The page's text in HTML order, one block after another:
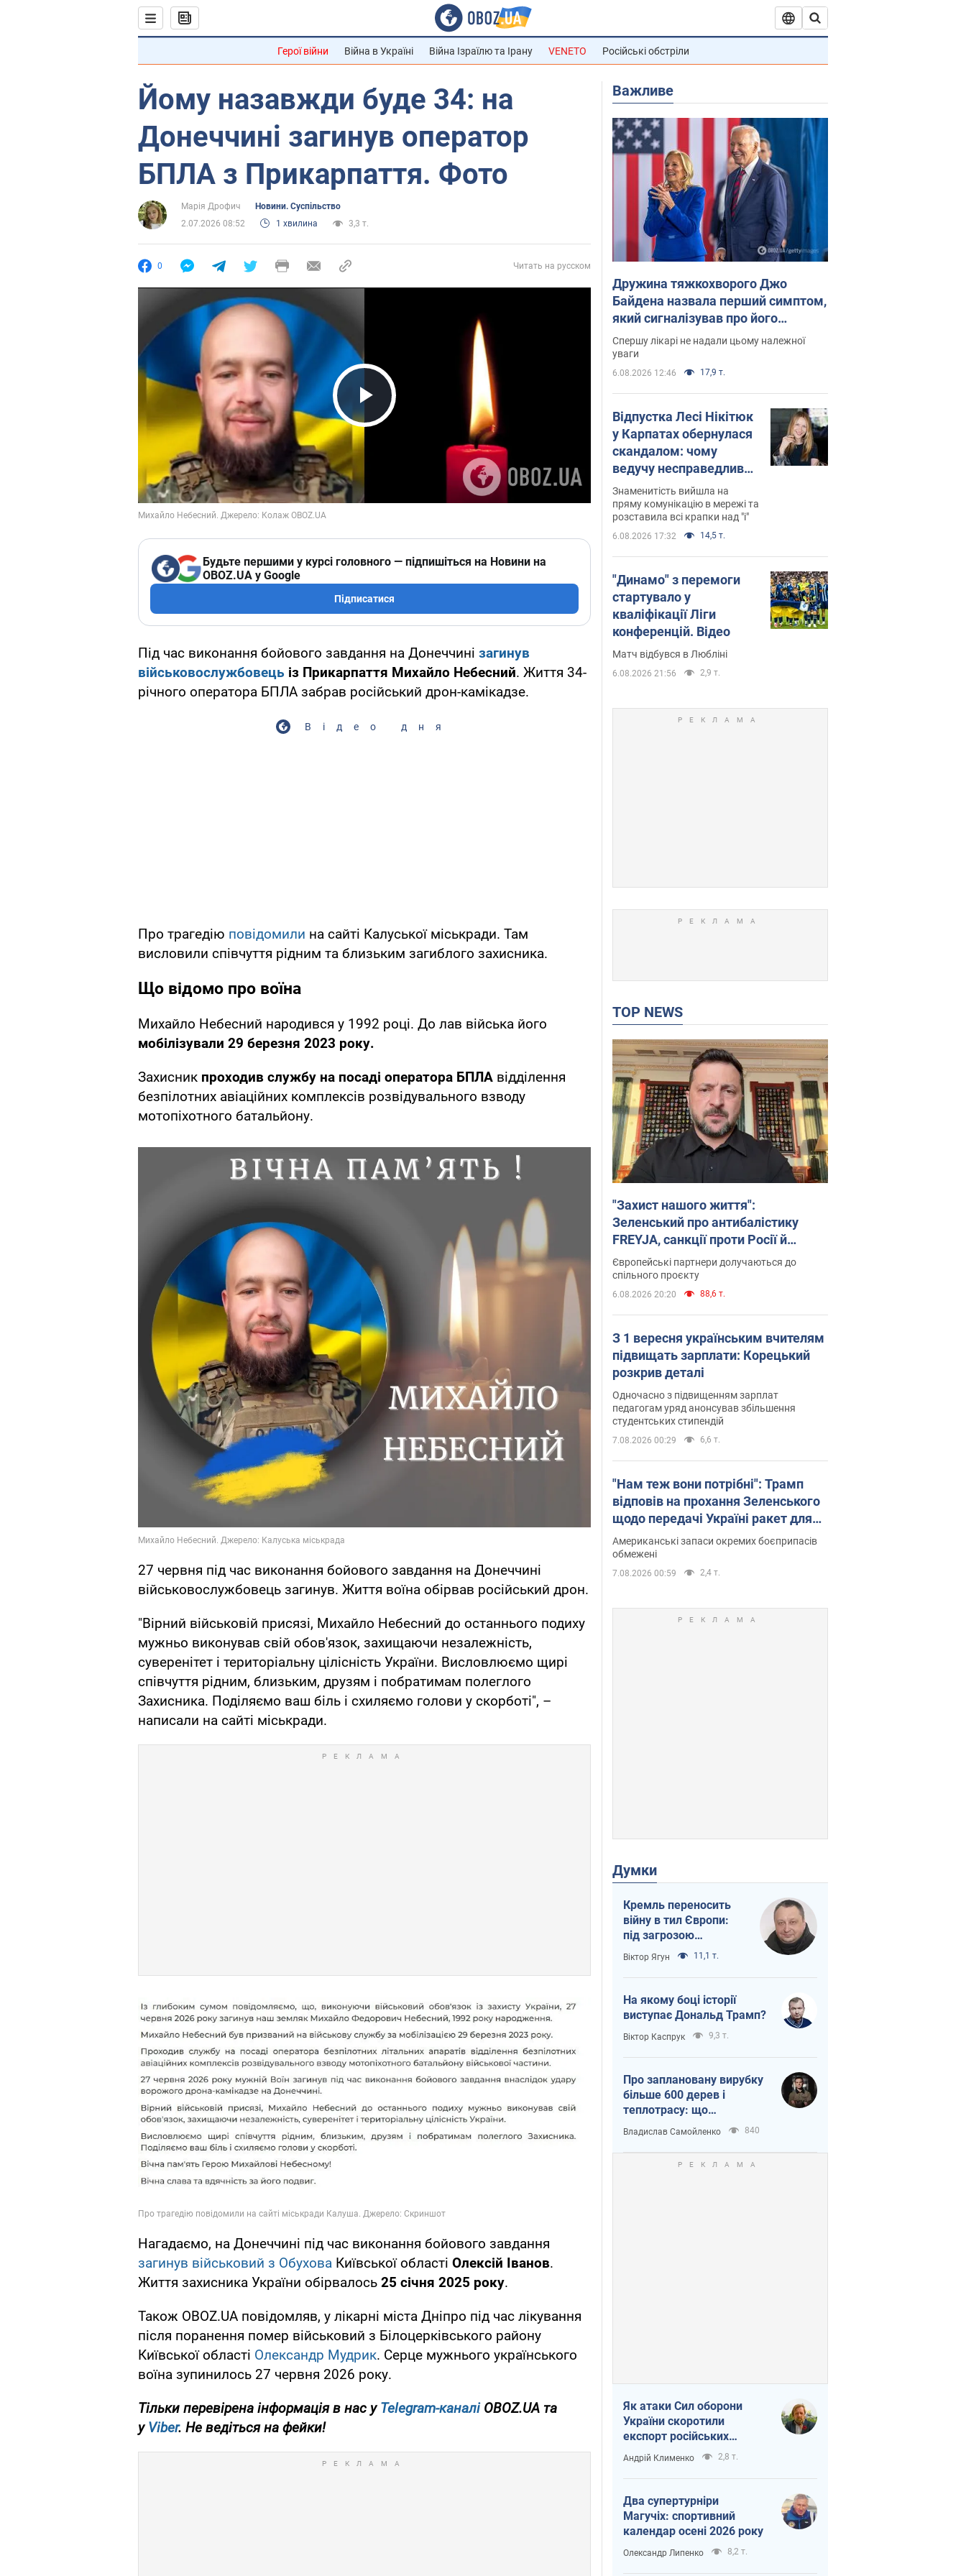
Герої війни Війна в Україні Війна Ізраїлю та Ірану VENETO Російські обстріли
Йому назавжди буде 34: на
Донеччині загинув оператор
БПЛА з Прикарпаття. Фото
Марія Дрофич
Новини. Суспільство
2.07.2026 08:52
1 хвилина 3,3 т.
0 Читать на русском
Play Video
Будьте першими у курсі головного — підпишіться на Новини на
OBOZ.UA у Google
Підписатися
Під час виконання бойового завдання на Донеччині загинув
військовослужбовець із Прикарпаття Михайло Небесний. Життя 34-
річного оператора БПЛА забрав російський дрон-камікадзе.
Відео дня
Про трагедію повідомили на сайті Калуської міськради. Там
висловили співчуття рідним та близьким загиблого захисника.
Що відомо про воїна
Михайло Небесний народився у 1992 році. До лав війська його
мобілізували 29 березня 2023 року.
Захисник проходив службу на посаді оператора БПЛА відділення
безпілотних авіаційних комплексів розвідувального взводу
мотопіхотного батальйону.
27 червня під час виконання бойового завдання на Донеччині
військовослужбовець загинув. Життя воїна обірвав російський дрон.
"Вірний військовій присязі, Михайло Небесний до останнього подиху
мужньо виконував свій обов'язок, захищаючи незалежність,
суверенітет і територіальну цілісність України. Висловлюємо щирі
співчуття рідним, близьким, друзям і побратимам полеглого
Захисника. Поділяємо ваш біль і схиляємо голови у скорботі", –
написали на сайті міськради.
Нагадаємо, на Донеччині під час виконання бойового завдання
загинув військовий з Обухова Київської області Олексій Іванов.
Життя захисника України обірвалось 25 січня 2025 року.
Також OBOZ.UA повідомляв, у лікарні міста Дніпро під час лікування
після поранення помер військовий з Білоцерківського району
Київської області Олександр Мудрик. Серце мужнього українського
воїна зупинилось 27 червня 2026 року.
Тільки перевірена інформація в нас уTelegram-каналіOBOZ.UA та
уViber. Не ведіться на фейки!
Важливе
Дружина тяжкохворого Джо
Байдена назвала перший симптом,
який сигналізував про його
"агресивний" рак
Спершу лікарі не надали цьому належної
уваги
6.08.2026 12:46 17,9 т.
Відпустка Лесі Нікітюк
у Карпатах обернулася
скандалом: чому
ведучу несправедливо
захейтили
Знаменитість вийшла на
пряму комунікацію в мережі та
розставила всі крапки над "і"
6.08.2026 17:32 14,5 т.
"Динамо" з перемоги
стартувало у
кваліфікації Ліги
конференцій. Відео
Матч відбувся в Любліні
6.08.2026 21:56 2,9 т.
TOP NEWS
"Захист нашого життя":
Зеленський про антибалістику
FREYJA, санкції проти Росії й
підтримку аграріїв. Відео
Європейські партнери долучаються до
спільного проєкту
6.08.2026 20:20 88,6 т.
З 1 вересня українським вчителям
підвищать зарплати: Корецький
розкрив деталі
Одночасно з підвищенням зарплат
педагогам уряд анонсував збільшення
студентських стипендій
7.08.2026 00:29 6,6 т.
"Нам теж вони потрібні": Трамп
відповів на прохання Зеленського
щодо передачі Україні ракет для
Patriot
Американські запаси окремих боєприпасів
обмежені
7.08.2026 00:59 2,4 т.
Думки
Кремль переносить
війну в тил Європи:
під загрозою
критична логістика
Віктор Ягун 11,1 т.
На якому боці історії
виступає Дональд Трамп?
Віктор Каспрук 9,3 т.
Про заплановану вирубку
більше 600 дерев і
теплотрасу: що
відбувається на Теремках
у Києві
Владислав Самойленко 840
Як атаки Сил оборони
України скоротили
експорт російських
нафтопродуктів
Андрій Клименко 2,8 т.
Два супертурніри
Магучіх: спортивний
календар осені 2026 року
Олександр Липенко 8,2 т.